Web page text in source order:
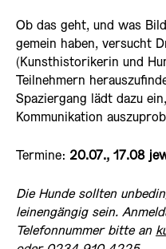
Ob das geht, und was
gemein haben, versucht
(Kunsthistorikerin und
Teilnehmern
Spaziergang lädt dazu
Kommunikation
Termine: 20.07., 17.08
Die Hunde sollten
leinengängig sein.
Telefonnummer bitte an